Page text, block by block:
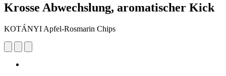
Krosse Abwechslung, aromatischer Kick
KOTÁNYI Apfel-Rosmarin Chips